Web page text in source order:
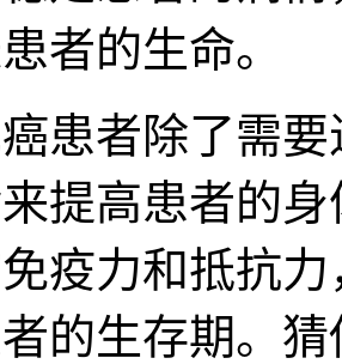
者的生命。
者除了需要
提高患者的
疫力和抵抗
的生存期。